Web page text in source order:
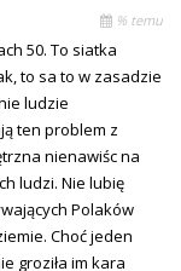
% temu
50. To siatka
to sa to w zasadzie
ludzie
ten problem z
nienawiśc na
ludzi. Nie lubię
Polaków
Choć jeden
groziła im kara